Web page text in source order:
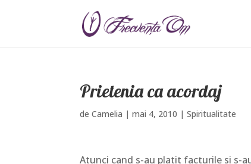
Prietenia ca acordaj
deCamelia |mai 4, 2010 |Spiritualitate
Atunci cand s-au platit facturile si s-